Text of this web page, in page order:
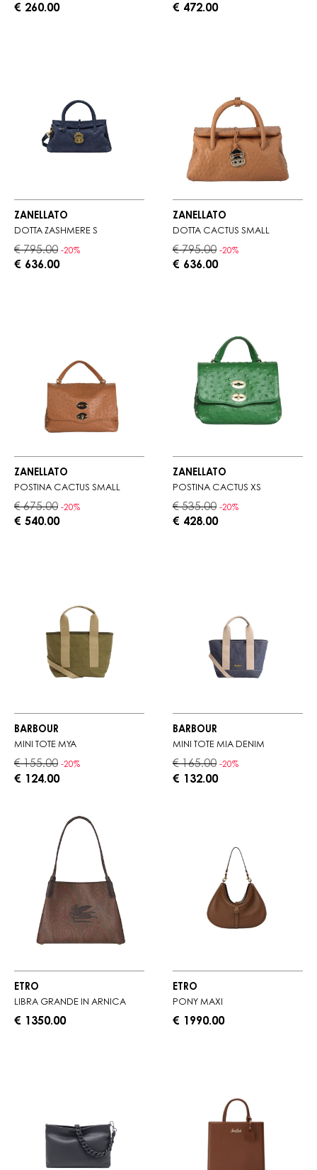
€ 260.00 € 472.00
ZANELLATO
DOTTA ZASHMERE S
€ 795.00 -20%
€ 636.00
ZANELLATO
DOTTA CACTUS SMALL
€ 795.00 -20%
€ 636.00
ZANELLATO
POSTINA CACTUS SMALL
€ 675.00 -20%
€ 540.00
ZANELLATO
POSTINA CACTUS XS
€ 535.00 -20%
€ 428.00
BARBOUR
MINI TOTE MYA
€ 155.00 -20%
€ 124.00
BARBOUR
MINI TOTE MIA DENIM
€ 165.00 -20%
€ 132.00
ETRO
LIBRA GRANDE IN ARNICA
€ 1350.00
ETRO
PONY MAXI
€ 1990.00